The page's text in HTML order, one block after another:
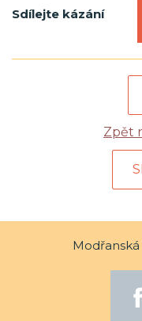
Sdílejte kázání
Zpět
Modřanská